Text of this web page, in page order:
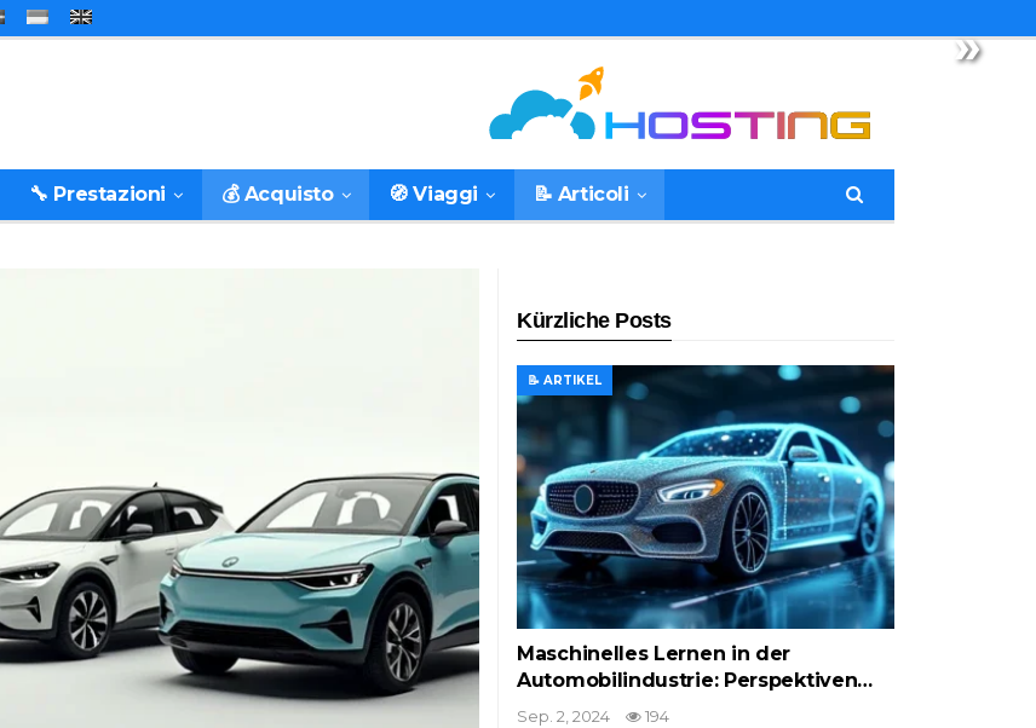
»
🔧 Prestazioni 💰 Acquisto 🧭 Viaggi 📝 Articoli
Kürzliche Posts
📝 ARTIKEL
Maschinelles Lernen in der
Automobilindustrie: Perspektiven…
Sep. 2, 2024 194